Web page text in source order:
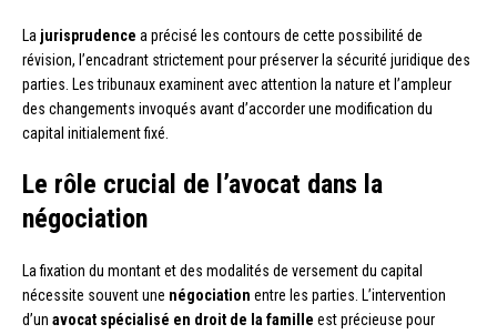
La jurisprudence a précisé les contours de cette possibilité de
révision, l’encadrant strictement pour préserver la sécurité juridique des
parties. Les tribunaux examinent avec attention la nature et l’ampleur
des changements invoqués avant d’accorder une modification du
capital initialement fixé.
Le rôle crucial de l’avocat dans la
négociation
La fixation du montant et des modalités de versement du capital
nécessite souvent une négociation entre les parties. L’intervention
d’un avocat spécialisé en droit de la famille est précieuse pour